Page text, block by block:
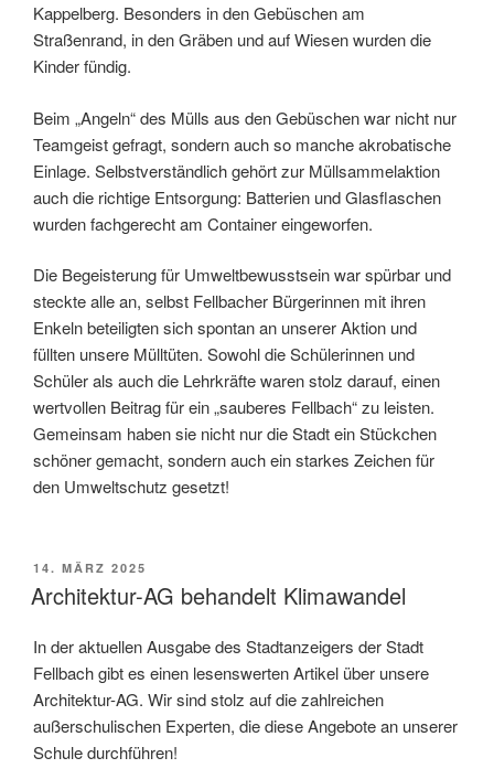
Kappelberg. Besonders in den Gebüschen am
Straßenrand, in den Gräben und auf Wiesen wurden die
Kinder fündig.
Beim „Angeln“ des Mülls aus den Gebüschen war nicht nur
Teamgeist gefragt, sondern auch so manche akrobatische
Einlage. Selbstverständlich gehört zur Müllsammelaktion
auch die richtige Entsorgung: Batterien und Glasflaschen
wurden fachgerecht am Container eingeworfen.
Die Begeisterung für Umweltbewusstsein war spürbar und
steckte alle an, selbst Fellbacher Bürgerinnen mit ihren
Enkeln beteiligten sich spontan an unserer Aktion und
füllten unsere Mülltüten. Sowohl die Schülerinnen und
Schüler als auch die Lehrkräfte waren stolz darauf, einen
wertvollen Beitrag für ein „sauberes Fellbach“ zu leisten.
Gemeinsam haben sie nicht nur die Stadt ein Stückchen
schöner gemacht, sondern auch ein starkes Zeichen für
den Umweltschutz gesetzt!
VERÖFFENTLICHT
AM
14. MÄRZ 2025
Architektur-AG behandelt Klimawandel
In der aktuellen Ausgabe des Stadtanzeigers der Stadt
Fellbach gibt es einen lesenswerten Artikel über unsere
Architektur-AG. Wir sind stolz auf die zahlreichen
außerschulischen Experten, die diese Angebote an unserer
Schule durchführen!